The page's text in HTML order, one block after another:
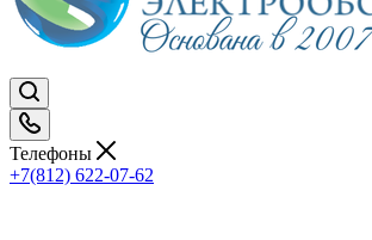
Телефоны
+7(812) 622-07-62